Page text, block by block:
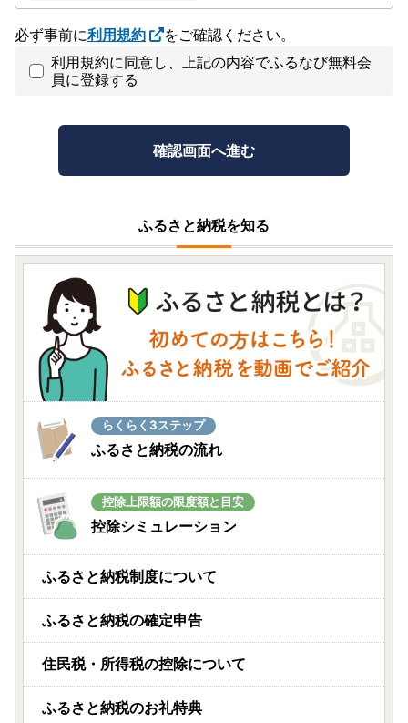
必ず事前に利用規約
をご確認ください。
利用規約に同意し、上記の内容でふるなび無料会
員に登録する
ふるさと納税を知る
らくらく3ステップ
ふるさと納税の流れ
控除上限額の限度額と目安
控除シミュレーション
ふるさと納税制度について
ふるさと納税の確定申告
住民税・所得税の控除について
ふるさと納税のお礼特典